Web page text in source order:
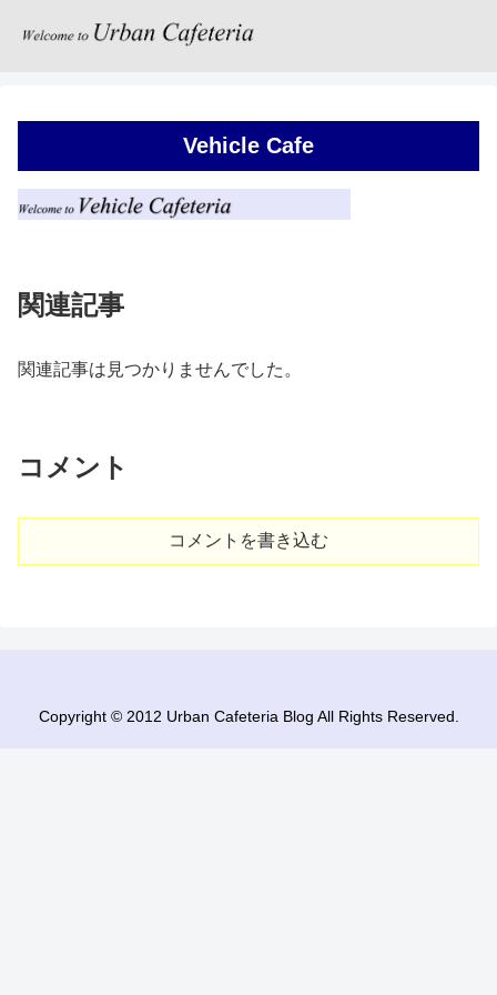
Vehicle Cafe
関連記事
関連記事は見つかりませんでした。
コメント
コメントを書き込む
Copyright © 2012 Urban Cafeteria Blog All Rights Reserved.